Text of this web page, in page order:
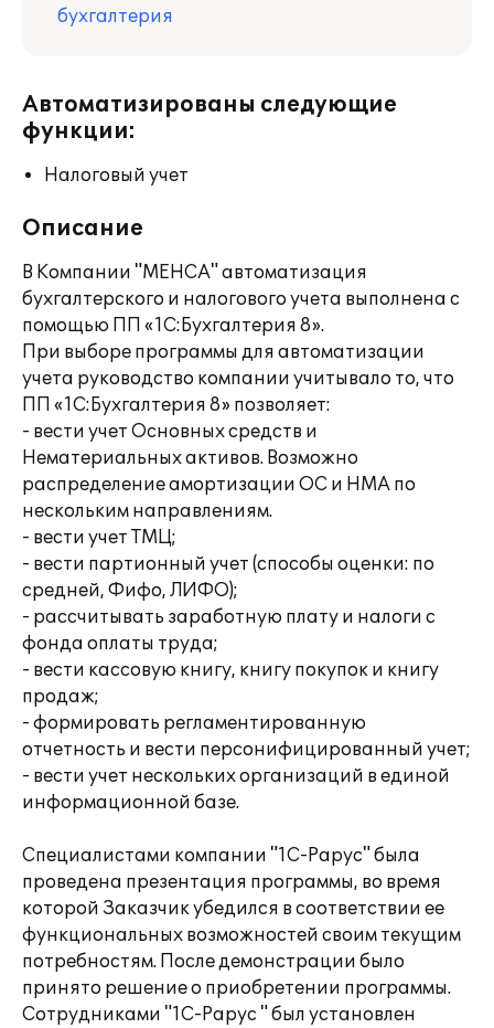
бухгалтерия
Автоматизированы следующие
функции:
Налоговый учет
Описание
В Компании "МЕНСА" автоматизация
бухгалтерского и налогового учета выполнена с
помощью ПП «1С:Бухгалтерия 8».
При выборе программы для автоматизации
учета руководство компании учитывало то, что
ПП «1С:Бухгалтерия 8» позволяет:
- вести учет Основных средств и
Нематериальных активов. Возможно
распределение амортизации ОС и НМА по
нескольким направлениям.
- вести учет ТМЦ;
- вести партионный учет (способы оценки: по
средней, Фифо, ЛИФО);
- рассчитывать заработную плату и налоги с
фонда оплаты труда;
- вести кассовую книгу, книгу покупок и книгу
продаж;
- формировать регламентированную
отчетность и вести персонифицированный учет;
- вести учет нескольких организаций в единой
информационной базе.
Специалистами компании "1С-Рарус" была
проведена презентация программы, во время
которой Заказчик убедился в соответствии ее
функциональных возможностей своим текущим
потребностям. После демонстрации было
принято решение о приобретении программы.
Сотрудниками "1С-Рарус " был установлен